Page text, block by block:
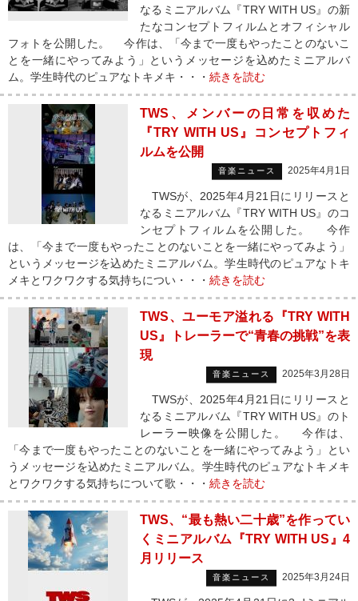
なるミニアルバム『TRY WITH US』の新
たなコンセプトフィルムとオフィシャル
フォトを公開した。 今作は、「今まで一度もやったことのないこ
とを一緒にやってみよう」というメッセージを込めたミニアルバ
ム。学生時代のピュアなトキメキ・・・ 続きを読む
TWS、メンバーの日常を収めた
『TRY WITH US』コンセプトフィ
ルムを公開
音楽ニュース 2025年4月1日
TWSが、2025年4月21日にリリースと
なるミニアルバム『TRY WITH US』のコ
ンセプトフィルムを公開した。 今作
は、「今まで一度もやったことのないことを一緒にやってみよう」
というメッセージを込めたミニアルバム。学生時代のピュアなトキ
メキとワクワクする気持ちについ・・・ 続きを読む
TWS、ユーモア溢れる『TRY WITH
US』トレーラーで“青春の挑戦”を表
現
音楽ニュース 2025年3月28日
TWSが、2025年4月21日にリリースと
なるミニアルバム『TRY WITH US』のト
レーラー映像を公開した。 今作は、
「今まで一度もやったことのないことを一緒にやってみよう」とい
うメッセージを込めたミニアルバム。学生時代のピュアなトキメキ
とワクワクする気持ちについて歌・・・ 続きを読む
TWS、“最も熱い二十歳”を作ってい
くミニアルバム『TRY WITH US』4
月リリース
音楽ニュース 2025年3月24日